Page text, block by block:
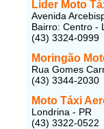
Lider Moto
Avenida
Bairro: Centro -
(43) 3324-0999
Moringão
Rua Gomes
(43) 3344-2030
Moto Táxi
Londrina - PR
(43) 3322-0522